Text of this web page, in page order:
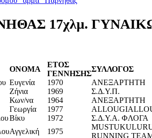
17χλμ.
ΟΝΟΜΑ
ΕΤΟΣ
ΓΕΝΝΗΣΗΣ
ΣΥΛΛΟΓΟΣ
Ευγενία 1970 ΑΝΕΞΑΡΤΗΤΗ
Ζήνια 1969 Σ.Δ.Υ.Π.
Κων/να 1964 ΑΝΕΞΑΡΤΗΤΗ
Γεωργία 1977
Βίκυ 1972 Σ.Δ.Υ.Α. ΦΛΟΓΑ
Αγγελική 1975
RUNNING